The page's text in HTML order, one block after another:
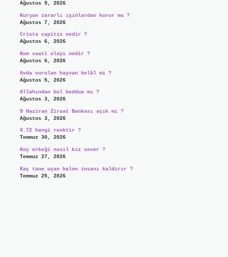
Ağustos 9, 2026
Kurşun zararlı ışınlardan korur mu ?
Ağustos 7, 2026
Crista capitis nedir ?
Ağustos 6, 2026
Kum saati olayı nedir ?
Ağustos 6, 2026
Avda vurulan hayvan helâl mi ?
Ağustos 5, 2026
Allahından bul beddua mı ?
Ağustos 3, 2026
9 Haziran Ziraat Bankası açık mı ?
Ağustos 3, 2026
6.72 hangi renktir ?
Temmuz 30, 2026
Koç erkeği nasıl kız sever ?
Temmuz 27, 2026
Kaç tane uçan balon insanı kaldırır ?
Temmuz 25, 2026